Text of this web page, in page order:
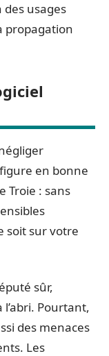
des usages
propagation
en bonne
Troie : sans
soit sur votre
sûr,
Pourtant,
des menaces
Les